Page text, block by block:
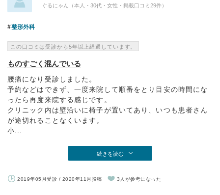
ぐるにゃん（本人・30代・女性・掲載口コミ29件）
整形外科
この口コミは受診から5年以上経過しています。
ものすごく混んでいる
腰痛になり受診しました。
予約などはできず、一度来院して順番をとり目安の時間にな
ったら再度来院する感じです。
クリニック内は壁沿いに椅子が置いてあり、いつも患者さん
が途切れることなくいます。
小...
続きを読む
2019年05月受診 / 2020年11月投稿 3人が参考になった